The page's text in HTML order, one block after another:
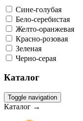
Сине-голубая
Бело-серебистая
Желто-оранжевая
Красно-розовая
Зеленая
Черно-серая
Каталог
Toggle navigation
Каталог →